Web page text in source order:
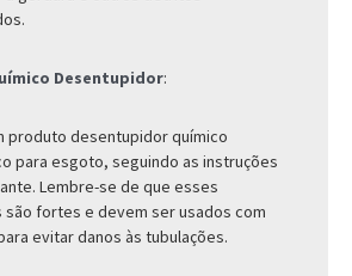
Desentupidor:
produto desentupidor químico
para esgoto, seguindo as instruções
Lembre-se de que esses
fortes e devem ser usados com
evitar danos às tubulações.